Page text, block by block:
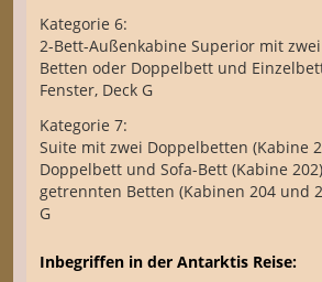
Kategorie 6:
2-Bett-Außenkabine Superior mit
Betten oder Doppelbett und
Fenster, Deck G
Kategorie 7:
Suite mit zwei Doppelbetten (Kabine
Doppelbett und Sofa-Bett (Kabine
getrennten Betten (Kabinen 204 und
G
Inbegriffen in der Antarktis Reise: